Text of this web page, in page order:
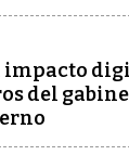
impacto
del